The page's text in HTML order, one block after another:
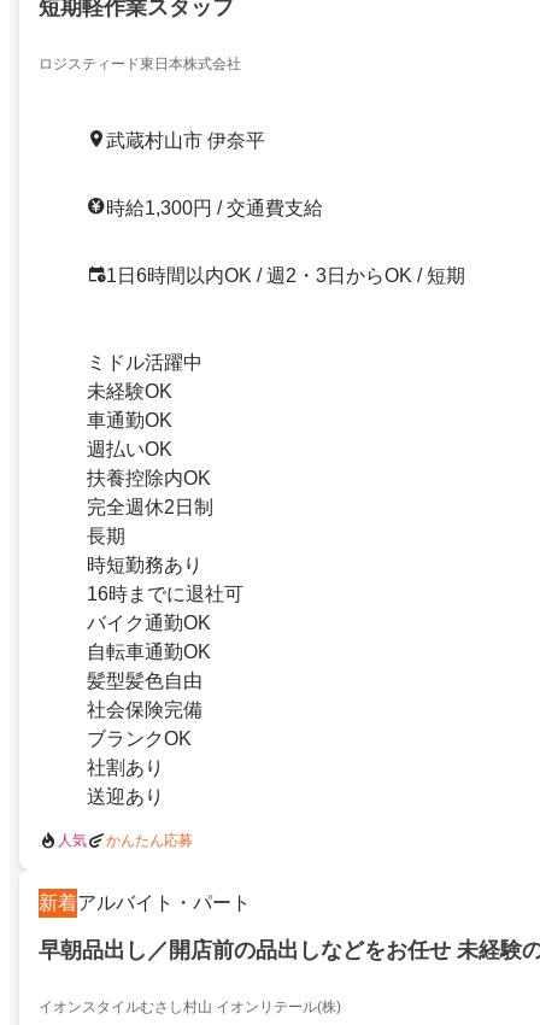
短期軽作業スタッフ
ロジスティード東日本株式会社
武蔵村山市 伊奈平
時給1,300円 / 交通費支給
1日6時間以内OK / 週2・3日からOK / 短期
ミドル活躍中
未経験OK
車通勤OK
週払いOK
扶養控除内OK
完全週休2日制
長期
時短勤務あり
16時までに退社可
バイク通勤OK
自転車通勤OK
髪型髪色自由
社会保険完備
ブランクOK
社割あり
送迎あり
人気 かんたん応募
新着アルバイト・パート
早朝品出し／開店前の品出しなどをお任せ 未経験
イオンスタイルむさし村山 イオンリテール(株)